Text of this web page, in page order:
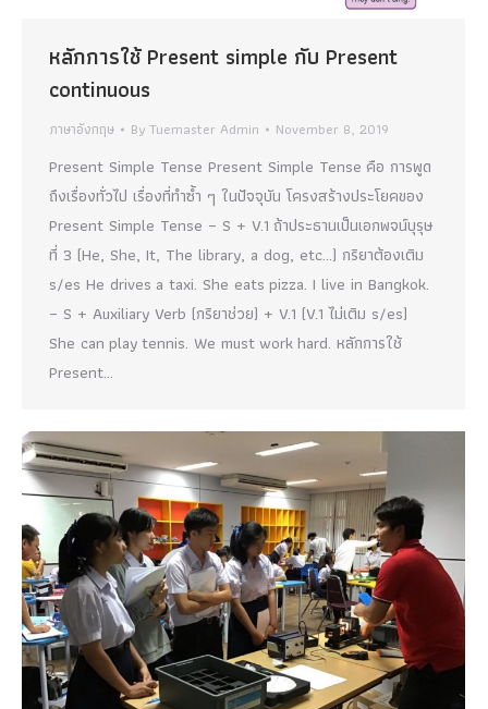
หลักการใช้ Present simple กับ Present
continuous
ภาษาอังกฤษ ByTuemaster Admin November 8, 2019
Present Simple Tense Present Simple Tense คือ การพูด
ถึงเรื่องทั่วไป เรื่องที่ทำซ้ำ ๆ ในปัจจุบัน โครงสร้างประโยคของ
Present Simple Tense – S + V.1 ถ้าประธานเป็นเอกพจน์บุรุษ
ที่ 3 (He, She, It, The library, a dog, etc…) กริยาต้องเติม
s/es He drives a taxi. She eats pizza. I live in Bangkok.
– S + Auxiliary Verb (กริยาช่วย) + V.1 (V.1 ไม่เติม s/es)
She can play tennis. We must work hard. หลักการใช้
Present…